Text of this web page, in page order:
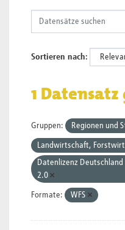
Sortieren nach
1
Gruppen: Regionen und
Landwirtschaft,
Datenlizenz
2.0
Formate: WFS